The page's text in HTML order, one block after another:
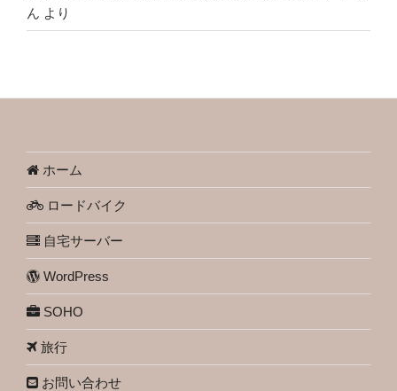
ん より
ホーム
ロードバイク
自宅サーバー
WordPress
SOHO
旅行
お問い合わせ